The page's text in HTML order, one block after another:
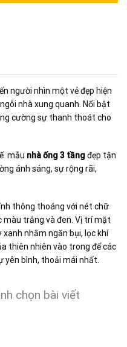
người nhìn một vẻ đẹp hiện
nhà xung quanh. Nổi bật
cường sự thanh thoát cho
mẫu nhà ống 3 tầngđẹp tận
ánh sáng, sự rộng rãi,
thông thoáng với nét chữ
màu trắng và đen. Vị trí mặt
xanh nhằm ngăn bụi, lọc khí
thiên nhiên vào trong để các
yên bình, thoải mái nhất.
chọn bài viết